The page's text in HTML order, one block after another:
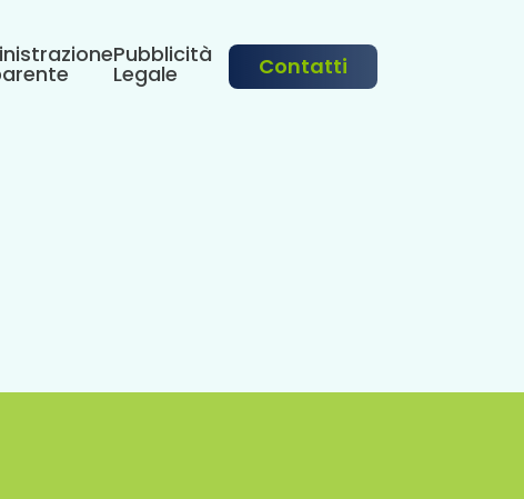
Pubblicità
Legale Contatti